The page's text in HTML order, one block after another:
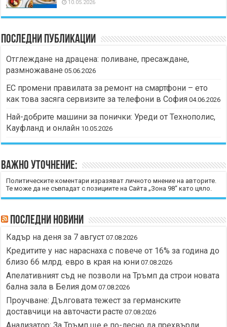
10.05.2026
Последни публикации
Отглеждане на драцена: поливане, пресаждане,
размножаване 05.06.2026
ЕС промени правилата за ремонт на смартфони – ето
как това засяга сервизите за телефони в София 04.06.2026
Най-добрите машини за понички: Уреди от Технополис,
Кауфланд и онлайн 10.05.2026
Важно уточнение:
Политическите коментари изразяват личното мнение на авторите.
Те може да не съвпадат с позициите на Сайта „Зона 98“ като цяло.
Последни новини
Кадър на деня за 7 август 07.08.2026
Кредитите у нас нараснаха с повече от 16% за година до
близо 66 млрд. евро в края на юни 07.08.2026
Апелативният съд не позволи на Тръмп да строи новата
бална зала в Белия дом 07.08.2026
Проучване: Дълговата тежест за германските
доставчици на авточасти расте 07.08.2026